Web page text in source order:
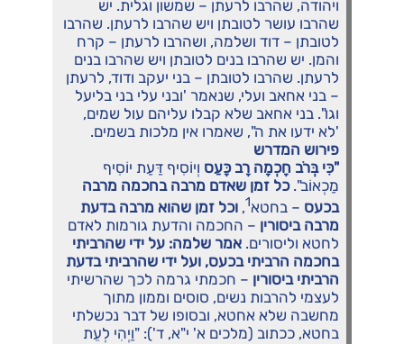
ויהודה, שהרבו לרעתן – שמשון וגלית. יש
שהרבו עושר לטובתן ויש שהרבו לרעתן. שהרבו
לטובתן – דוד ושלמה, ושהרבו לרעתן – קרח
והמן. יש שהרבו בנים לטובתן ויש שהרבו בנים
לרעתן. שהרבו לטובתן – בני יעקב ודוד, לרעתן
– בני אחאב ועלי, שנאמר 'ובני עלי בני בליעל
וגו". בני אחאב שלא קבלו עליהם עול שמים,
'לא ידעו את ה", שאמרו אין מלכות בשמים.
פירוש המדרש
"כִּי בְּרֹב חָכְמָה רָב כָּעַס וְיוֹסִיף דַּעַת יוֹסִיף
מַכְאוֹב".כל זמן שאדם מרבה בחכמה מרבה
בכעס – בחטא1
, וכל זמן שהוא מרבה בדעת
מרבה ביסורין – החכמה והדעת גורמות לאדם
לחטא וליסורים. אמר שלמה: על ידי שהרביתי
בחכמה הרביתי בכעס, ועל ידי שהרביתי בדעת
הרביתי ביסורין – חכמתי גרמה לכך שהרשיתי
לעצמי להרבות נשים, סוסים וממון מתוך
מחשבה שלא אחטא, ובסופו של דבר נכשלתי
בחטא, ככתוב (מלכים א' י"א, ד'): "וַיְהִי לְעֵת